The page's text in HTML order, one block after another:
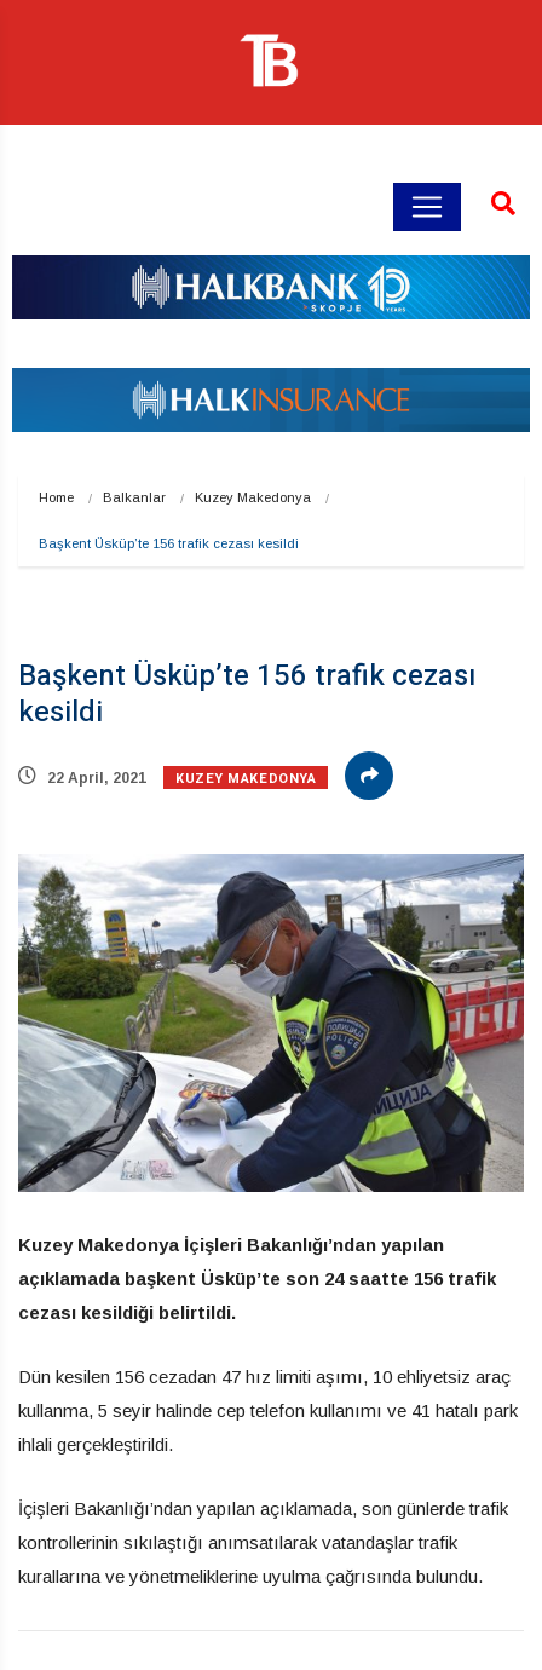
Home Balkanlar Kuzey Makedonya
Başkent Üsküp’te 156 trafik cezası kesildi
Başkent Üsküp’te 156 trafik cezası
kesildi
22 April, 2021 KUZEY MAKEDONYA
Kuzey Makedonya İçişleri Bakanlığı’ndan yapılan
açıklamada başkent Üsküp’te son 24 saatte 156 trafik
cezası kesildiği belirtildi.
Dün kesilen 156 cezadan 47 hız limiti aşımı, 10 ehliyetsiz araç
kullanma, 5 seyir halinde cep telefon kullanımı ve 41 hatalı park
ihlali gerçekleştirildi.
İçişleri Bakanlığı’ndan yapılan açıklamada, son günlerde trafik
kontrollerinin sıkılaştığı anımsatılarak vatandaşlar trafik
kurallarına ve yönetmeliklerine uyulma çağrısında bulundu.